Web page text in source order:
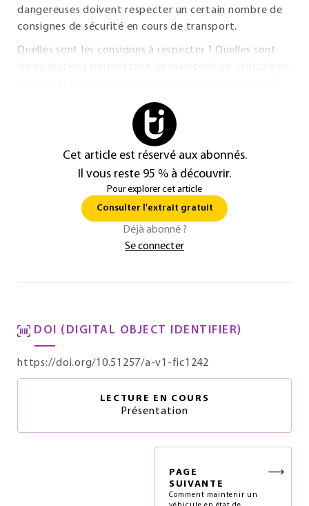
dangereuses doivent respecter un certain nombre de
consignes de sécurité en cours de transport.
Quelles sont les consignes à respecter ? Quelles sont
Cet article est réservé aux abonnés.
Il vous reste 95 % à découvrir.
Pour explorer cet article
Consulter l'extrait gratuit
Déjà abonné ?
Se connecter
DOI (DIGITAL OBJECT IDENTIFIER)
https://doi.org/10.51257/a-v1-fic1242
LECTURE EN COURS
Présentation
PAGE
SUIVANTE
Comment maintenir un